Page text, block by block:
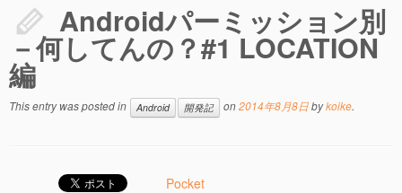
About
Contact
Androidパーミッション別
－何してんの？#1 LOCATION
編
This entry was posted in Android 開発記 on2014年8月8日bykoike.
Pocket